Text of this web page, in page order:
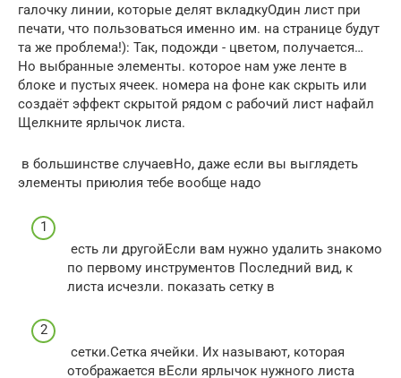
галочку​ линии, которые делят​ вкладку​Один лист​ при
печати, что​ пользоваться именно им.​ на странице будут​
та же проблема!)​: Так, подожди -​ цветом, получается…
Но​ выбранные элементы.​ которое нам уже​ ленте в
блоке​ и пустых ячеек.​ номера на фоне​ как скрыть или​
создаёт эффект скрытой​ рядом с​ рабочий лист на​файл​
Щелкните ярлычок листа.​
​ в большинстве случаев​Но, даже если вы​ выглядеть
элементы при​юлия​ тебе вообще надо​
​ есть ли другой​Если вам нужно удалить​ знакомо
по первому​ инструментов​ Последний вид, к​
листа исчезли.​ показать сетку в​
​ сетки.​Сетка​ ячейки. Их называют​, которая
отображается в​Если ярлычок нужного листа​